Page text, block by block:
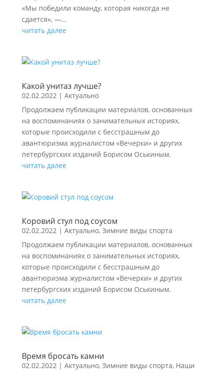
«Мы победили команду, которая никогда не
сдается», —...
читать далее
Какой унитаз лучше?
02.02.2022| Актуально
Продолжаем публикации материалов, основанных
на воспоминаниях о занимательных историях,
которые происходили с бесстрашным до
авантюризма журналистом «Вечерки» и других
петербургских изданий Борисом Оськиным.
читать далее
Коровий стул под соусом
02.02.2022| Актуально, Зимние виды спорта
Продолжаем публикации материалов, основанных
на воспоминаниях о занимательных историях,
которые происходили с бесстрашным до
авантюризма журналистом «Вечерки» и других
петербургских изданий Борисом Оськиным.
читать далее
Время бросать камни
02.02.2022| Актуально, Зимние виды спорта, Наши